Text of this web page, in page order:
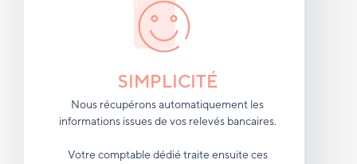
SIMPLICITÉ
Nous récupérons automatiquement les
informations issues de vos relevés bancaires.
Votre comptable dédié traite ensuite ces